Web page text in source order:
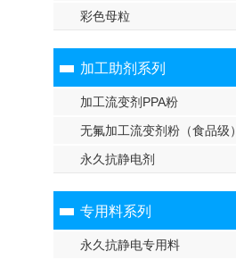
彩色母粒
加工助剂系列
加工流变剂PPA粉
无氟加工流变剂粉（食品级）
永久抗静电剂
专用料系列
永久抗静电专用料